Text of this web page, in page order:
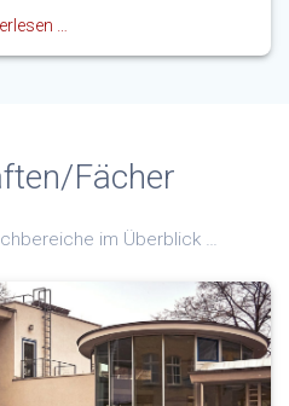
…
Fächer
im Überblick …